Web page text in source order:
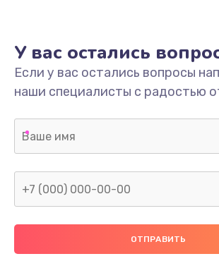
У вас остались
Если у вас остались вопросы
наши специалисты с радостью